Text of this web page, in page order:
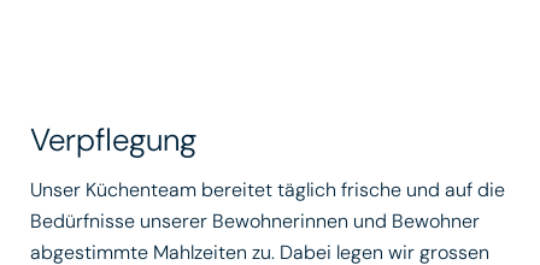
Verpflegung
Unser Küchenteam bereitet täglich frische und auf die
Bedürfnisse unserer Bewohnerinnen und Bewohner
abgestimmte Mahlzeiten zu. Dabei legen wir grossen